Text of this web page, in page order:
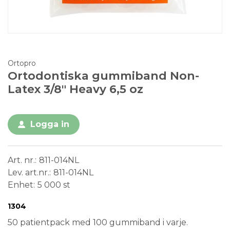
Ortopro
Ortodontiska gummiband Non-
Latex 3/8" Heavy 6,5 oz
Logga in
Art. nr. 811-014NL
Lev. art.nr. 811-014NL
Enhet 5 000 st
Medical Device
1304
50 patientpack med 100 gummiband i varje.